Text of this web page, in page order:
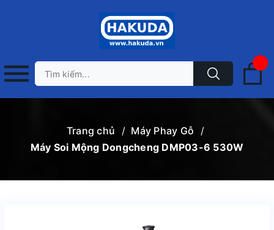
Trang chủ / Máy Phay Gỗ
/
Máy Soi Mộng Dongcheng DMP03-6 530W